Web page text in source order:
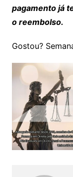
pagamento já
o reembolso.
Gostou?